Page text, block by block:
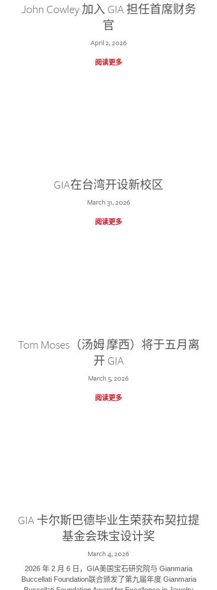
John Cowley 加入 GIA 担任首席财务
官
April 2, 2026
阅读更多
GIA在台湾开设新校区
March 31, 2026
阅读更多
Tom Moses（汤姆·摩西）将于五月离
开 GIA
March 5, 2026
阅读更多
GIA 卡尔斯巴德毕业生荣获布契拉提
基金会珠宝设计奖
March 4, 2026
2026 年 2 月 6 日，GIA美国宝石研究院与 Gianmaria
Buccellati Foundation联合颁发了第九届年度 Gianmaria